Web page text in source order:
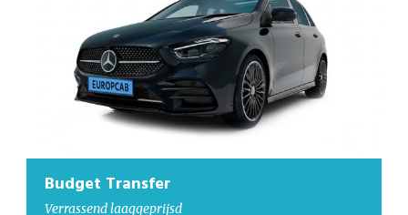
Budget Transfer
Laaggeprijsd minibus